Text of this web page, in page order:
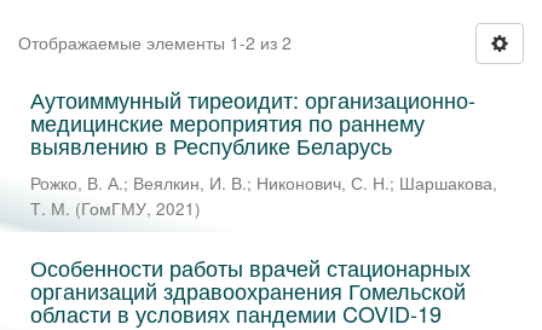
Отображаемые элементы 1-2 из 2
Аутоиммунный тиреоидит: организационно-
медицинские мероприятия по раннему
выявлению в Республике Беларусь
Рожко, В. А.; Веялкин, И. В.; Никонович, С. Н.; Шаршакова,
Т. М. (ГомГМУ, 2021)
Особенности работы врачей стационарных
организаций здравоохранения Гомельской
области в условиях пандемии COVID-19